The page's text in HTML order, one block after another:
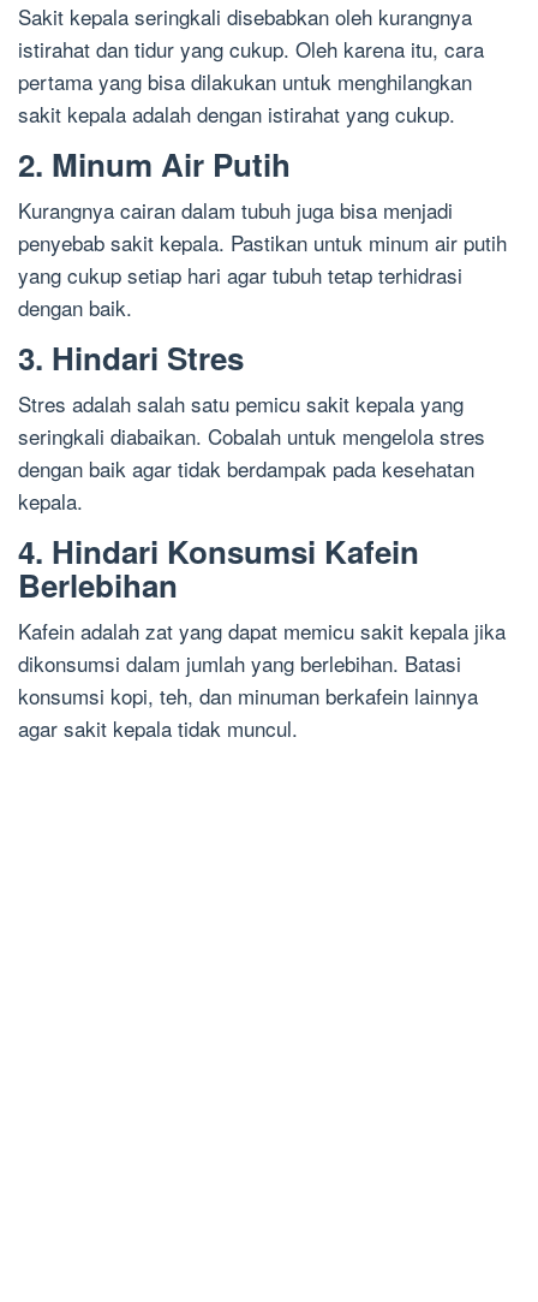
Sakit kepala seringkali disebabkan oleh kurangnya
istirahat dan tidur yang cukup. Oleh karena itu, cara
pertama yang bisa dilakukan untuk menghilangkan
sakit kepala adalah dengan istirahat yang cukup.
2. Minum Air Putih
Kurangnya cairan dalam tubuh juga bisa menjadi
penyebab sakit kepala. Pastikan untuk minum air putih
yang cukup setiap hari agar tubuh tetap terhidrasi
dengan baik.
3. Hindari Stres
Stres adalah salah satu pemicu sakit kepala yang
seringkali diabaikan. Cobalah untuk mengelola stres
dengan baik agar tidak berdampak pada kesehatan
kepala.
4. Hindari Konsumsi Kafein
Berlebihan
Kafein adalah zat yang dapat memicu sakit kepala jika
dikonsumsi dalam jumlah yang berlebihan. Batasi
konsumsi kopi, teh, dan minuman berkafein lainnya
agar sakit kepala tidak muncul.